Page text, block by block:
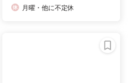
月曜・他に不定休